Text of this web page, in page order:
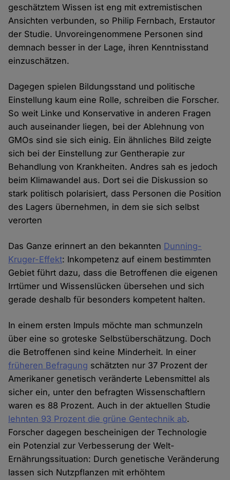
geschätztem Wissen ist eng mit extremistischen
Ansichten verbunden, so Philip Fernbach, Erstautor
der Studie. Unvoreingenommene Personen sind
demnach besser in der Lage, ihren Kenntnisstand
einzuschätzen.
Dagegen spielen Bildungsstand und politische
Einstellung kaum eine Rolle, schreiben die Forscher.
So weit Linke und Konservative in anderen Fragen
auch auseinander liegen, bei der Ablehnung von
GMOs sind sie sich einig. Ein ähnliches Bild zeigte
sich bei der Einstellung zur Gentherapie zur
Behandlung von Krankheiten. Andres sah es jedoch
beim Klimawandel aus. Dort sei die Diskussion so
stark politisch polarisiert, dass Personen die Position
des Lagers übernehmen, in dem sie sich selbst
verorten
Das Ganze erinnert an den bekannten Dunning-
Kruger-Effekt: Inkompetenz auf einem bestimmten
Gebiet führt dazu, dass die Betroffenen die eigenen
Irrtümer und Wissenslücken übersehen und sich
gerade deshalb für besonders kompetent halten.
In einem ersten Impuls möchte man schmunzeln
über eine so groteske Selbstüberschätzung. Doch
die Betroffenen sind keine Minderheit. In einer
früheren Befragung schätzten nur 37 Prozent der
Amerikaner genetisch veränderte Lebensmittel als
sicher ein, unter den befragten Wissenschaftlern
waren es 88 Prozent. Auch in der aktuellen Studie
lehnten 93 Prozent die grüne Gentechnik ab.
Forscher dagegen bescheinigen der Technologie
ein Potenzial zur Verbesserung der Welt-
Ernährungssituation: Durch genetische Veränderung
lassen sich Nutzpflanzen mit erhöhtem